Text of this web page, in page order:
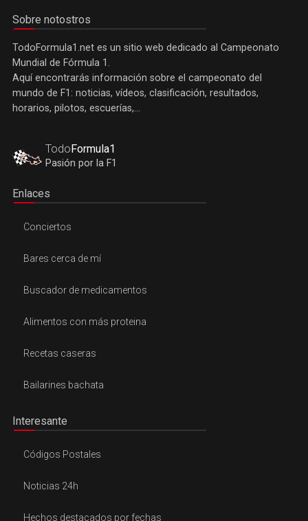
Sobre notostros
TodoFormula1.net es un sitio web dedicado al Campeonato
Mundial de Fórmula 1.
Aquí encontrarás información sobre el campeonato del
mundo de F1: noticias, vídeos, clasificación, resultados,
horarios, pilotos, escuerías,...
TodoFormula1
Pasión por la F1
Enlaces
Conciertos
Bares cerca de mí
Buscador de medicamentos
Alimentos con más proteina
Recetas caseras
Bailarines bachata
Interesante
Códigos Postales
Noticias 24h
Hechos destacados por fechas